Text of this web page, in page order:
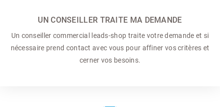
UN CONSEILLER TRAITE MA DEMANDE
Un conseiller commercial
leads-shop traite votre demande et si
nécessaire prend contact avec vous pour affiner vos critères et
cerner vos besoins.